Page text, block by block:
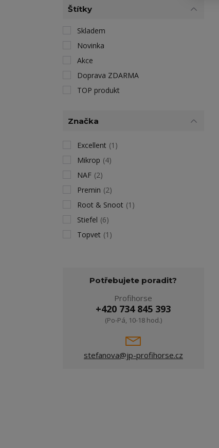
Štítky
Skladem
Novinka
Akce
Doprava ZDARMA
TOP produkt
Značka
Excellent (1)
Mikrop (4)
NAF (2)
Premin (2)
Root & Snoot (1)
Stiefel (6)
Topvet (1)
Potřebujete poradit?
Profihorse
+420 734 845 393
(Po-Pá, 10-18 hod.)
stefanova@jp-profihorse.cz